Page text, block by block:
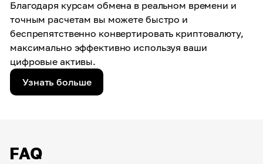
Благодаря курсам обмена в реальном времени и
точным расчетам вы можете быстро и
беспрепятственно конвертировать криптовалюту,
максимально эффективно используя ваши
цифровые активы.
Узнать больше
FAQ